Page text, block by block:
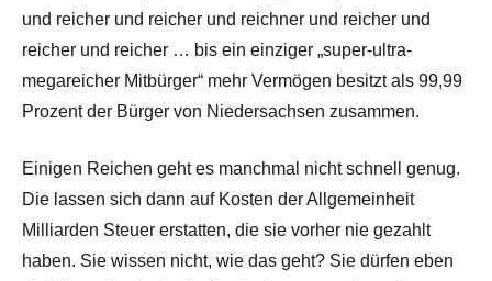
und reicher und reicher und reichner und reicher und
reicher und reicher … bis ein einziger „super-ultra-
megareicher Mitbürger“ mehr Vermögen besitzt als 99,99
Prozent der Bürger von Niedersachsen zusammen.
Einigen Reichen geht es manchmal nicht schnell genug.
Die lassen sich dann auf Kosten der Allgemeinheit
Milliarden Steuer erstatten, die sie vorher nie gezahlt
haben. Sie wissen nicht, wie das geht? Sie dürfen eben